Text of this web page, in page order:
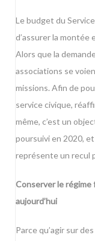
Le budget du
d’assurer la montée
Alors que la
associations se
missions. Afin de
service civique,
même, c’est un
poursuivi en 2020,
représente un recul
Conserver le régime
aujourd’hui
Parce qu’agir sur